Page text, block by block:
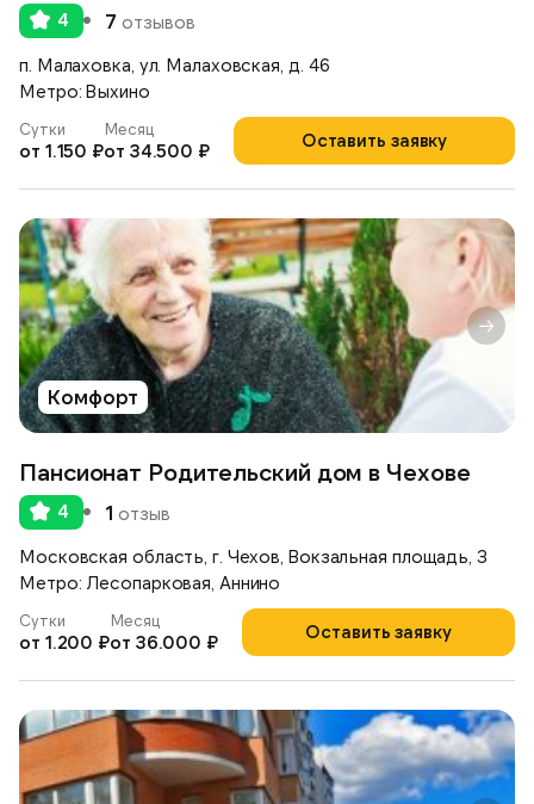
4 7 отзывов
п. Малаховка, ул. Малаховская, д. 46
Метро: Выхино
Оставить заявку
Сутки
от 1.150 ₽
Месяц
от 34.500 ₽
Комфорт
Пансионат Родительский дом в Чехове
4 1 отзыв
Московская область, г. Чехов, Вокзальная площадь, 3
Метро: Лесопарковая, Аннино
Оставить заявку
Сутки
от 1.200 ₽
Месяц
от 36.000 ₽